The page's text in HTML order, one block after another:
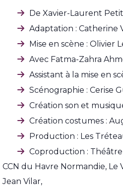
De Xavier-Laurent
Adaptation : Catherine
Mise en scène : Olivier
Avec Fatma-Zahra
Assistant à la mise en
Scénographie : Cerise
Création son et
Création costumes :
Production : Les
Coproduction :
CCN du Havre Normandie,
Jean Vilar,